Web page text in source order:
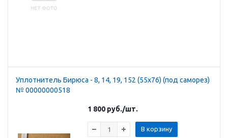
Уплотнитель Бирюса - 8, 14, 19, 152 (55х76) (под саморез)
№ 00000000518
1 800 руб./шт.
В корзину